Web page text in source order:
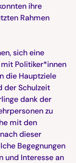
ihre
Rahmen
sich eine
Politiker*innen
die Hauptziele
der Schulzeit
dank der
zu
mit den
dieser
Begegnungen
und Interesse an